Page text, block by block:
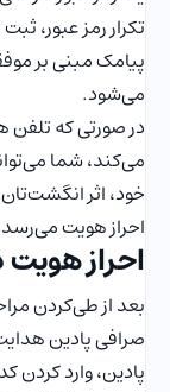
تکرار رمز عبور،
پیامک مبنی بر
می‌شود.
در صورتی که تلفن
می‌کند، شما
خود، اثر
احراز هویت
احراز
بعد از طی‌کردن
صرافی پادین
پادین، وارد